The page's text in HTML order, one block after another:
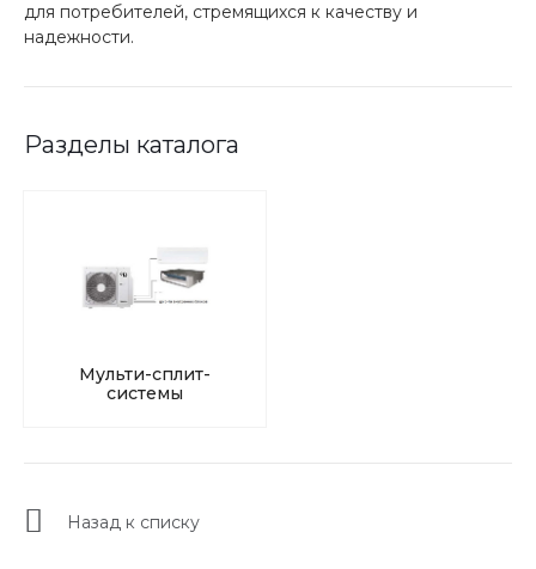
для потребителей, стремящихся к качеству и
надежности.
Разделы каталога
Мульти-сплит-
системы
Назад к списку